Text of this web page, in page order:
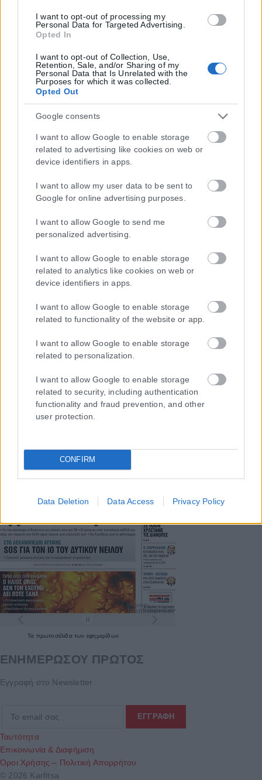
I want to opt-out of processing my
Personal Data for Targeted Advertising.
Opted In
I want to opt-out of Collection, Use,
Retention, Sale, and/or Sharing of my
Personal Data that Is Unrelated with the
Purposes for which it was collected.
Opted Out
Google consents
I want to allow Google to enable storage
related to advertising like cookies on web or
device identifiers in apps.
I want to allow my user data to be sent to
Google for online advertising purposes.
I want to allow Google to send me
personalized advertising.
I want to allow Google to enable storage
related to analytics like cookies on web or
device identifiers in apps.
I want to allow Google to enable storage
related to functionality of the website or app.
I want to allow Google to enable storage
related to personalization.
I want to allow Google to enable storage
related to security, including authentication
functionality and fraud prevention, and other
user protection.
CONFIRM
Data Deletion Data Access Privacy Policy
επέκταση η ιστοσελίδα που κατέχει αυτή “www.karfitsa.gr”
συμμορφώνονται με τη Σύσταση (ΕΕ) 2018/334 της Επιτροπής της
1ης Μαρτίου 2018 σχετικά με τα μέτρα για την αποτελεσματική
Μοναδικός αριθμός Μ.Η.Τ. 262048
ΤΑ ΠΡΩΤΟΣΕΛΙΔΑ ΣΗΜΕΡΑ
Τα πρωτοσέλιδατων εφημερίδων
ΕΝΗΜΕΡΩΣΟΥ ΠΡΩΤΟΣ
Εγγραφή στο Newsletter
Ταυτότητα
Επικοινωνία & Διαφήμιση
Όροι Χρήσης – Πολιτική Απορρήτου
© 2026 Karfitsa